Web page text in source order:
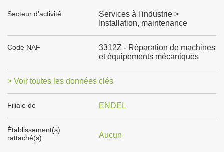
Secteur d'activité
Services à l'industrie >
Installation, maintenance
Code NAF
3312Z - Réparation de machines
et équipements mécaniques
> Voir toutes les données clés
Filiale de ENDEL
Établissement(s)
rattaché(s)
Aucun